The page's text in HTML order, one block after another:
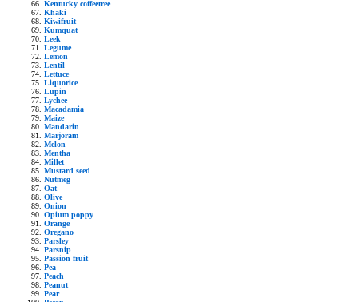
Kentucky coffeetree
Khaki
Kiwifruit
Kumquat
Leek
Legume
Lemon
Lentil
Lettuce
Liquorice
Lupin
Lychee
Macadamia
Maize
Mandarin
Marjoram
Melon
Mentha
Millet
Mustard seed
Nutmeg
Oat
Olive
Onion
Opium poppy
Orange
Oregano
Parsley
Parsnip
Passion fruit
Pea
Peach
Peanut
Pear